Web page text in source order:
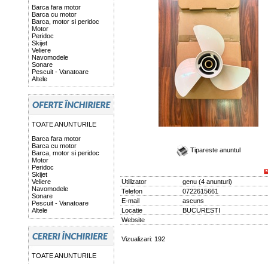
Barca fara motor
Barca cu motor
Barca, motor si peridoc
Motor
Peridoc
Skijet
Veliere
Navomodele
Sonare
Pescuit - Vanatoare
Altele
TOATE ANUNTURILE
Barca fara motor
Barca cu motor
Barca, motor si peridoc
Motor
Peridoc
Skijet
Veliere
Navomodele
Sonare
Pescuit - Vanatoare
Altele
TOATE ANUNTURILE
Tipareste anuntul
Utilizator genu(4 anunturi)
Telefon
0722615661
E-mail
ascuns
Locatie
BUCURESTI
Website
Vizualizari: 192